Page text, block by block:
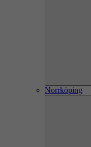
Norrköping